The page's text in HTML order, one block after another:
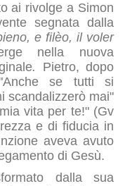
ai rivolge a Simon
segnata dalla
e filèo, il voler
nella nuova
.
Pietro, dopo
se tutti si
scandalizzerò mai"
vita per te!" (Gv
e di fiducia in
aveva avuto
di Gesù.
dalla sua